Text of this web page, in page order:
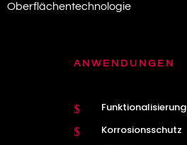
Oberflächentechnologie
ANWENDUNGEN
$ Funktionalisierung
$ Korrosionsschutz